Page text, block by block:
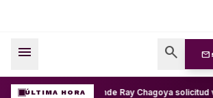
menu search mail
ÚLTIMA HORAAtiende Ray Chagoya solicitud